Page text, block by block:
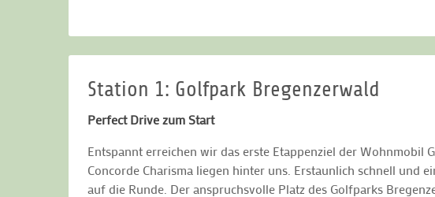
Station 1: Golfpark Bregenzerwald
Perfect Drive zum Start
Entspannt erreichen wir das erste Etappenziel der Wohnmobil
Concorde Charisma liegen hinter uns. Erstaunlich schnell und
auf die Runde. Der anspruchsvolle Platz des Golfparks